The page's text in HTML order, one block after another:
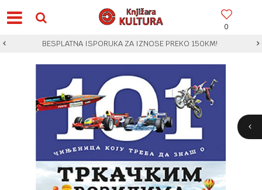
0
BESPLATNA ISPORUKA ZA IZNOSE PREKO 150KM!